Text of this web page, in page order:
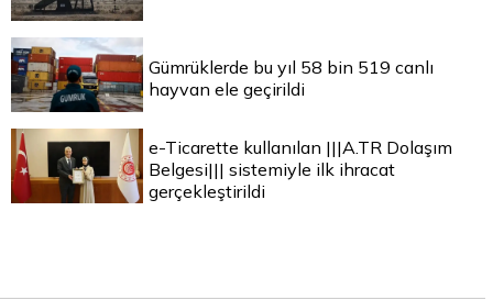
Gümrüklerde bu yıl 58 bin 519 canlı
hayvan ele geçirildi
e-Ticarette kullanılan |||A.TR Dolaşım
Belgesi||| sistemiyle ilk ihracat
gerçekleştirildi